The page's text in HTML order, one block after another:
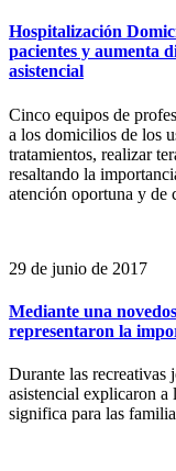
Hospitalización
pacientes y aumenta
asistencial
Cinco equipos de
a los domicilios de los
tratamientos, realizar
resaltando la
atención oportuna y de
29 de junio de 2017
Mediante una
representaron la
Durante las recreativas
asistencial explicaron a
significa para las